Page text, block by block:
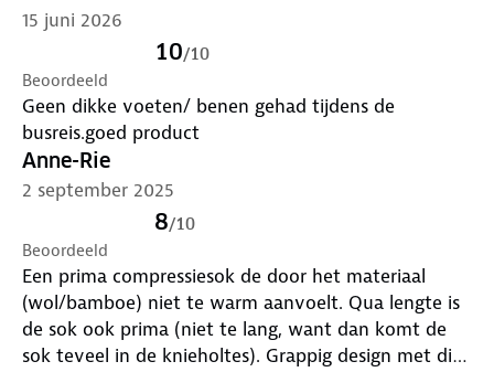
15 juni 2026
10/10
Beoordeeld
Geen dikke voeten/ benen gehad tijdens de
busreis.goed product
Anne-Rie
2 september 2025
8/10
Beoordeeld
Een prima compressiesok de door het materiaal
(wol/bamboe) niet te warm aanvoelt. Qua lengte is
de sok ook prima (niet te lang, want dan komt de
sok teveel in de knieholtes). Grappig design met die